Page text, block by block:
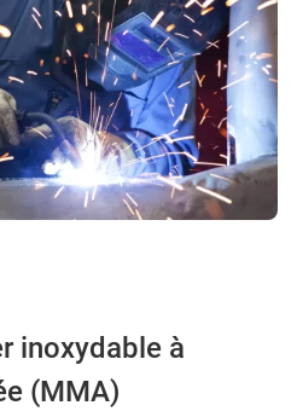
inoxydable à
(MMA)